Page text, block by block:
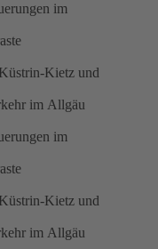
im
Kietz und
im Allgäu
im
Kietz und
im Allgäu